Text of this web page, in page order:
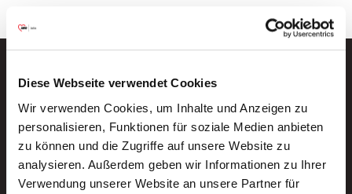
Diese Webseite verwendet Cookies
Wir verwenden Cookies, um Inhalte und Anzeigen zu
personalisieren, Funktionen für soziale Medien anbieten
zu können und die Zugriffe auf unsere Website zu
analysieren. Außerdem geben wir Informationen zu Ihrer
Verwendung unserer Website an unsere Partner für
Neue Stellen per E-Mail.
Ein kostenloser Service von AWO
Jobs.